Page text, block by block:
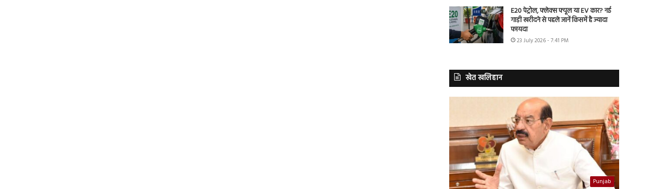
E20 पेट्रोल, फ्लेक्स फ्यूल या EV कार? नई
गाड़ी खरीदने से पहले जानें किसमें है ज्यादा
फायदा
23 July 2026 - 7:41 PM
खेत खलिहान
Punjab